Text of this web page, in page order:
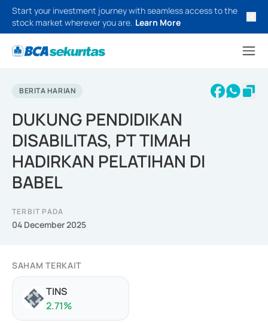
Start your investment journey with seamless access to the
stock market wherever you are. Learn More
BERITA HARIAN
DUKUNG PENDIDIKAN
DISABILITAS, PT TIMAH
HADIRKAN PELATIHAN DI
BABEL
TERBIT PADA
04 December 2025
SAHAM TERKAIT
TINS
2.71%